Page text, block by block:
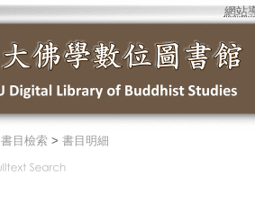
網站
書目檢索> 書目明細